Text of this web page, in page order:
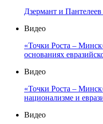
Дзермант и Пантелеев
Видео
«Точки Роста –
основаниях
Видео
«Точки Роста –
национализме и
Видео